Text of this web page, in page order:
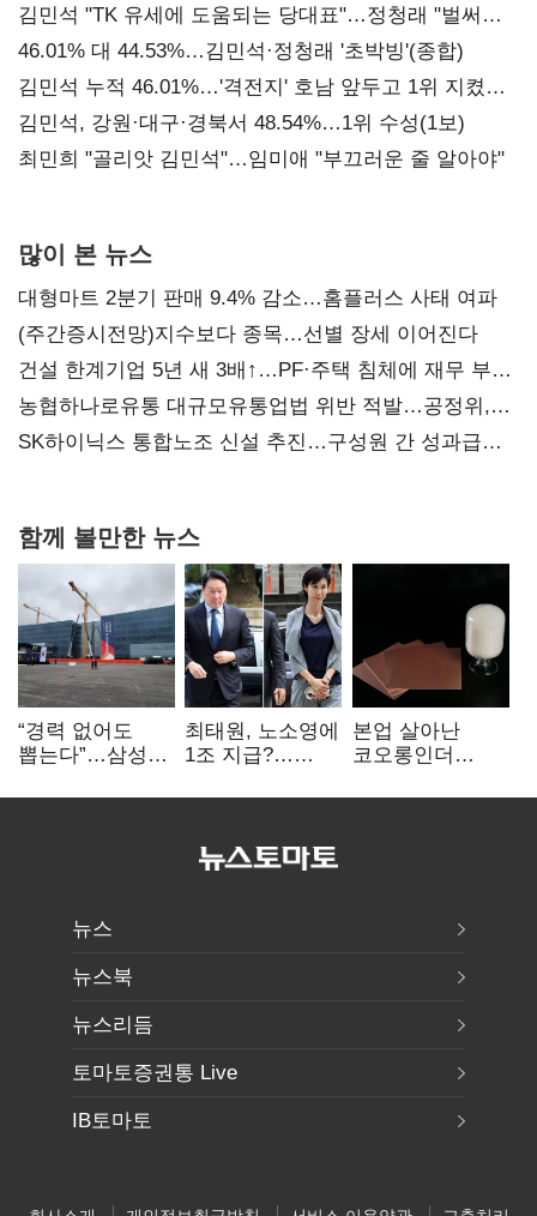
김민석 "TK 유세에 도움되는 당대표"…정청래 "벌써
대표된 양 당직 배분"
46.01% 대 44.53%…김민석·정청래 '초박빙'(종합)
김민석 누적 46.01%…'격전지' 호남 앞두고 1위 지켰다
(2보)
김민석, 강원·대구·경북서 48.54%…1위 수성(1보)
최민희 "골리앗 김민석"…임미애 "부끄러운 줄 알아야"
많이 본 뉴스
대형마트 2분기 판매 9.4% 감소…홈플러스 사태 여파
(주간증시전망)지수보다 종목…선별 장세 이어진다
건설 한계기업 5년 새 3배↑…PF·주택 침체에 재무 부담
확대
농협하나로유통 대규모유통업법 위반 적발…공정위,
과징금 4억6200만원 부과
SK하이닉스 통합노조 신설 추진…구성원 간 성과급
함께 볼만한 뉴스
“경력 없어도
뽑는다”…삼성
반도체 인재
최태원, 노소영에
1조 지급?…
본업 살아난
코오롱인더
배터리 소재로
뉴스
뉴스북
뉴스리듬
토마토증권통 Live
IB토마토